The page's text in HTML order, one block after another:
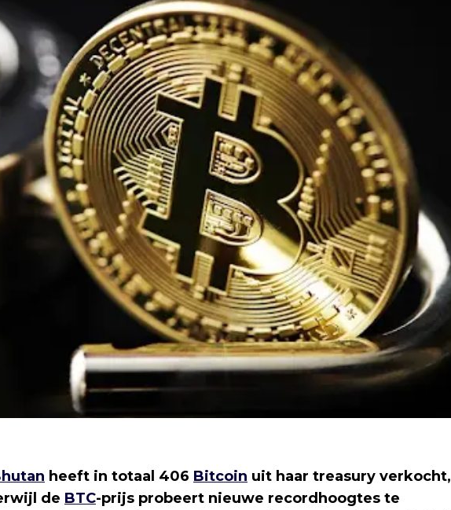
heeft in totaal 406 Bitcoin uit haar treasury verkocht,
de BTC-prijs probeert nieuwe recordhoogtes te